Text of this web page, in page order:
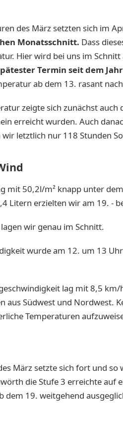
des März setzten sich im
Monatsschnitt. Dass
Hier wird bei uns im
Termin seit dem
ab dem 13. rasant
zeigte sich zunächst auch
erreicht wurden. Auch
letztlich nur 118 Stunden
mit 50,2l/m² knapp unter
Litern erzielten wir am 19. -
wir genau im Schnitt.
wurde am 12. um 13
lag mit 8,5
aus Südwest und Nordwest.
Temperaturen
März setzte sich fort und so
die Stufe 3 erreichte auf
dem 19. weitgehend